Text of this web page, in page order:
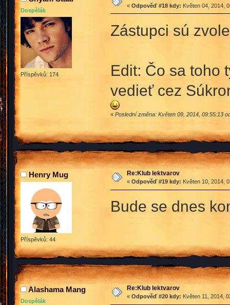
Dospělák
Příspěvků: 174
« Odpověď #18 kdy: Květen 04, 2014,
Zástupci sú
Edit: Čo sa toho
vedieť cez
« Poslední změna: Květen 09, 2014, 09:55:13
Henry Mug
Příspěvků: 44
Re:Klub lektvarov
« Odpověď #19 kdy: Květen 10, 2014,
Bude se dnes
Alashama Mang
Dospělák
Re:Klub lektvarov
« Odpověď #20 kdy: Květen 11, 2014,